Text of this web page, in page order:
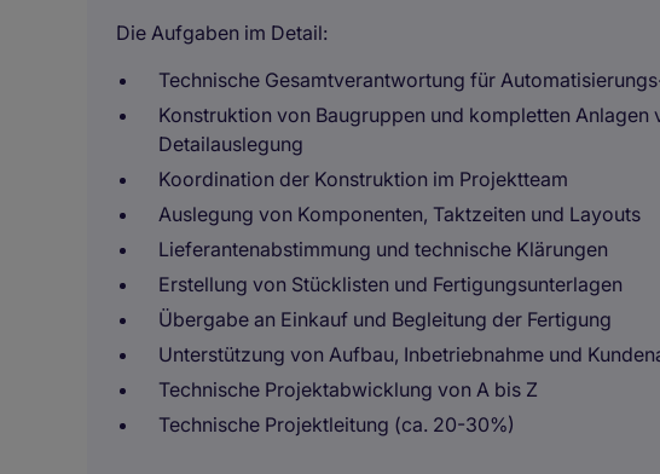
Die Aufgaben im Detail:
Technische Gesamtverantwortung für
Konstruktion von Baugruppen und kompletten Anlagen
Detailauslegung
Koordination der Konstruktion im Projektteam
Auslegung von Komponenten, Taktzeiten und Layouts
Lieferantenabstimmung und technische Klärungen
Erstellung von Stücklisten und Fertigungsunterlagen
Übergabe an Einkauf und Begleitung der Fertigung
Unterstützung von Aufbau, Inbetriebnahme und
Technische Projektabwicklung von A bis Z
Technische Projektleitung (ca. 20-30%)